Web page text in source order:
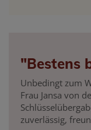
"Bestens
Unbedingt zum
Frau Jansa von
zuverlässig,